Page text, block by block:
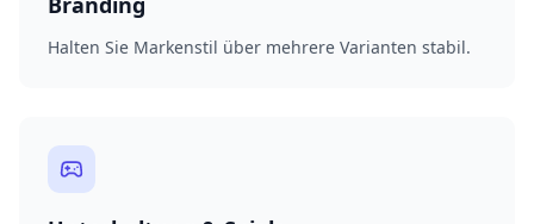
Halten Sie Markenstil über mehrere Varianten stabil.